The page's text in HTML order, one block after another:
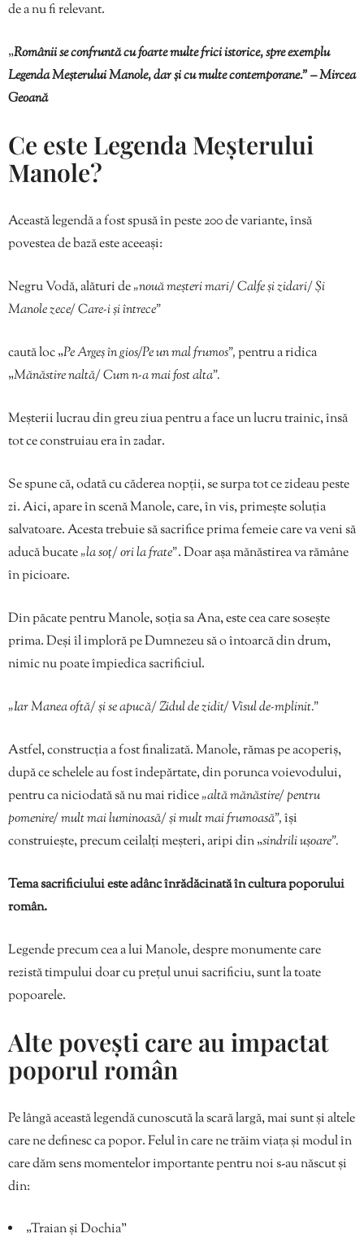
de a nu fi relevant.
„Românii se confruntă cu foarte multe frici istorice, spre exemplu
Legenda Meșterului Manole, dar și cu multe contemporane.” – Mircea
Geoană
Ce este Legenda Meșterului
Manole?
Această legendă a fost spusă în peste 200 de variante, însă
povestea de bază este aceeași:
Negru Vodă, alături de„nouă meșteri mari/ Calfe și zidari/ Și
Manole zece/ Care-i și întrece”
caută loc „Pe Argeș în gios/Pe un mal frumos”,pentru a ridica
„Mănăstire naltă/ Cum n-a mai fost alta”.
Meșterii lucrau din greu ziua pentru a face un lucru trainic, însă
tot ce construiau era în zadar.
Se spune că, odată cu căderea nopții, se surpa tot ce zideau peste
zi. Aici, apare în scenă Manole, care, în vis, primește soluția
salvatoare. Acesta trebuie să sacrifice prima femeie care va veni să
aducă bucate„la soț/ ori la frate”. Doar așa mănăstirea va rămâne
în picioare.
Din păcate pentru Manole, soția sa Ana, este cea care sosește
prima. Deși îl imploră pe Dumnezeu să o întoarcă din drum,
nimic nu poate împiedica sacrificiul.
„Iar Manea oftă/ și se apucă/ Zidul de zidit/ Visul de-mplinit.”
Astfel, construcția a fost finalizată. Manole, rămas pe acoperiș,
după ce schelele au fost îndepărtate, din porunca voievodului,
pentru ca niciodată să nu mai ridice„altă mănăstire/ pentru
pomenire/ mult mai luminoasă/ și mult mai frumoasă”,își
construiește, precum ceilalți meșteri, aripi din „sindrili ușoare”.
Tema sacrificiului este adânc înrădăcinată în cultura poporului
român.
Legende precum cea a lui Manole, despre monumente care
rezistă timpului doar cu prețul unui sacrificiu, sunt la toate
popoarele.
Alte povești care au impactat
poporul român
Pe lângă această legendă cunoscută la scară largă, mai sunt și altele
care ne definesc ca popor. Felul în care ne trăim viața și modul în
care dăm sens momentelor importante pentru noi s-au născut și
din:
„Traian și Dochia”